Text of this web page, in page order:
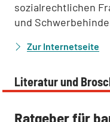
sozialrechtlichen
und
Zur Internetseite
Literatur und
:Ratgeber für